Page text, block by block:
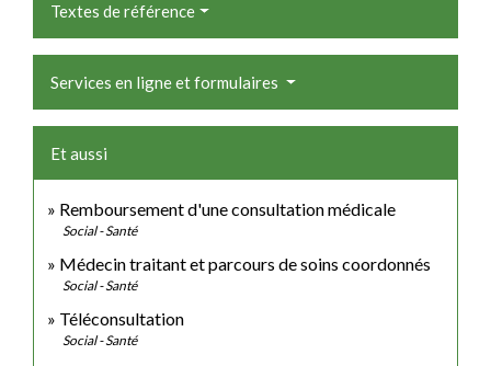
Textes de référence
Services en ligne et formulaires
Et aussi
Remboursement d'une consultation médicale
Social - Santé
Médecin traitant et parcours de soins coordonnés
Social - Santé
Téléconsultation
Social - Santé